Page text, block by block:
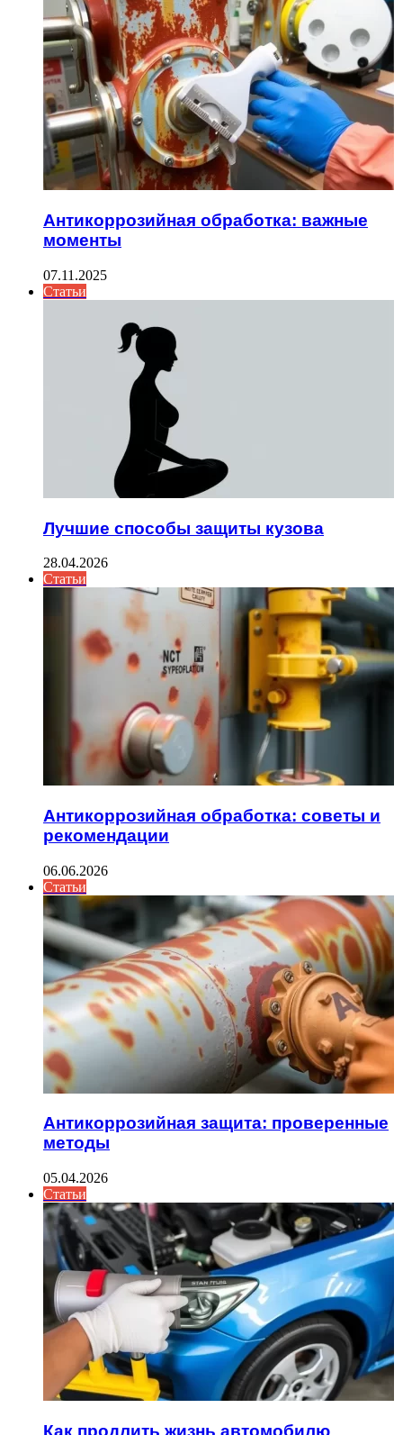
Антикоррозийная обработка: важные
моменты
07.11.2025
Статьи
Лучшие способы защиты кузова
28.04.2026
Статьи
Антикоррозийная обработка: советы и
рекомендации
06.06.2026
Статьи
Антикоррозийная защита: проверенные
методы
05.04.2026
Статьи
Как продлить жизнь автомобилю